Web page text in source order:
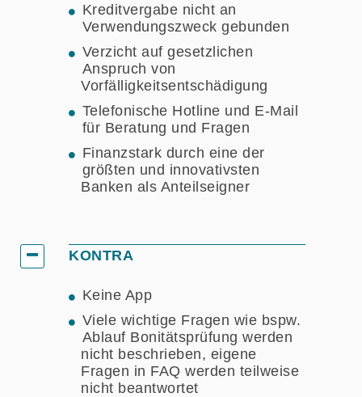
Kreditvergabe nicht an
Verwendungszweck gebunden
Verzicht auf gesetzlichen
Anspruch von
Vorfälligkeitsentschädigung
Telefonische Hotline und E-Mail
für Beratung und Fragen
Finanzstark durch eine der
größten und innovativsten
Banken als Anteilseigner
KONTRA
Keine App
Viele wichtige Fragen wie bspw.
Ablauf Bonitätsprüfung werden
nicht beschrieben, eigene
Fragen in FAQ werden teilweise
nicht beantwortet